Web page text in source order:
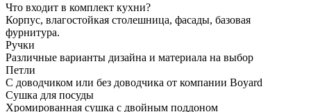
Что входит в комплект кухни?
Корпус, влагостойкая столешница, фасады, базовая
фурнитура.
Ручки
Различные варианты дизайна и материала на выбор
Петли
С доводчиком или без доводчика от компании Boyard
Сушка для посуды
Хромированная сушка с двойным поддоном